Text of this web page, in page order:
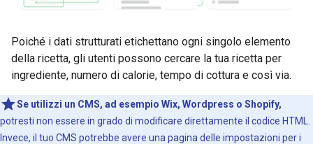
Poiché i dati strutturati etichettano ogni singolo elemento
della ricetta, gli utenti possono cercare la tua ricetta per
ingrediente, numero di calorie, tempo di cottura e così via.
Se utilizzi un CMS, ad esempio Wix, Wordpress o Shopify,
potresti non essere in grado di modificare direttamente il codice HTML.
Invece, il tuo CMS potrebbe avere una pagina delle impostazioni per i